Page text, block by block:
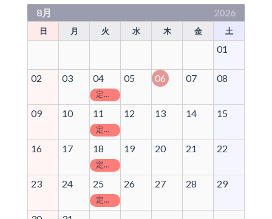
8月 2026
日 月 火 水 木 金 土
01
02 03 04
定休日
05 06 07 08
09 10 11
定休日
12 13 14 15
16 17 18
定休日
19 20 21 22
23 24 25
定休日
26 27 28 29